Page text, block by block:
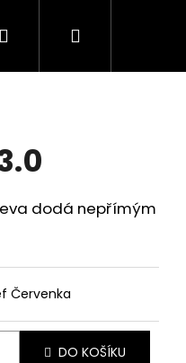
Kontakty
PřihlášeníNákupní
dodá nepřímým
Červenka
DO KOŠÍKU